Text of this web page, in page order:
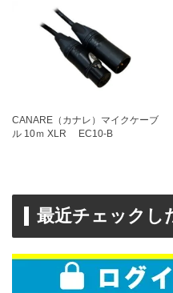
CANARE（カナレ）マイクケーブ
ル 10ｍ XLR EC10-B
最近チェックし